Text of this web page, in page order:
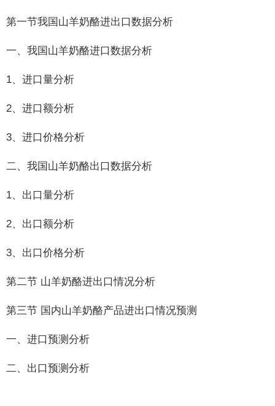
第一节我国山羊奶酪进出口数据分析
一、我国山羊奶酪进口数据分析
1、进口量分析
2、进口额分析
3、进口价格分析
二、我国山羊奶酪出口数据分析
1、出口量分析
2、出口额分析
3、出口价格分析
第二节 山羊奶酪进出口情况分析
第三节 国内山羊奶酪产品进出口情况预测
一、进口预测分析
二、出口预测分析